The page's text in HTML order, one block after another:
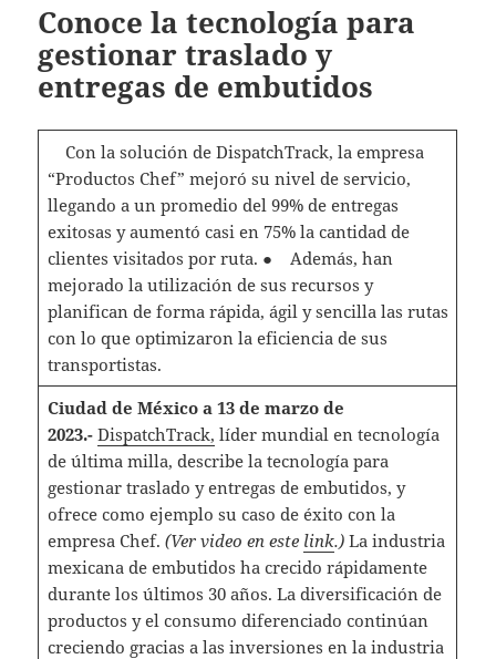
Conoce la tecnología para
gestionar traslado y
entregas de embutidos
Con la solución de DispatchTrack, la empresa
“Productos Chef” mejoró su nivel de servicio,
llegando a un promedio del 99% de entregas
exitosas y aumentó casi en 75% la cantidad de
clientes visitados por ruta. ● Además, han
mejorado la utilización de sus recursos y
planifican de forma rápida, ágil y sencilla las rutas
con lo que optimizaron la eficiencia de sus
transportistas.
Ciudad de México a 13 de marzo de
2023.- DispatchTrack, líder mundial en tecnología
de última milla, describe la tecnología para
gestionar traslado y entregas de embutidos, y
ofrece como ejemplo su caso de éxito con la
empresa Chef. (Ver video en este link.)La industria
mexicana de embutidos ha crecido rápidamente
durante los últimos 30 años. La diversificación de
productos y el consumo diferenciado continúan
creciendo gracias a las inversiones en la industria